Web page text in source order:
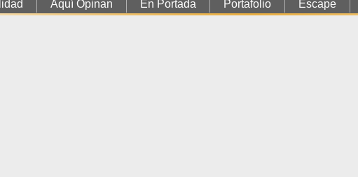
Aquí Opinan En Portada Portafolio Escape